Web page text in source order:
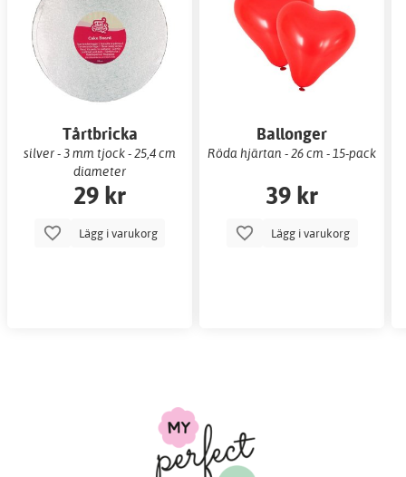
Tårtbricka
silver - 3 mm tjock - 25,4 cm
diameter
29 kr
Lägg i varukorg
Ballonger
Röda hjärtan - 26 cm - 15-pack
39 kr
Lägg i varukorg